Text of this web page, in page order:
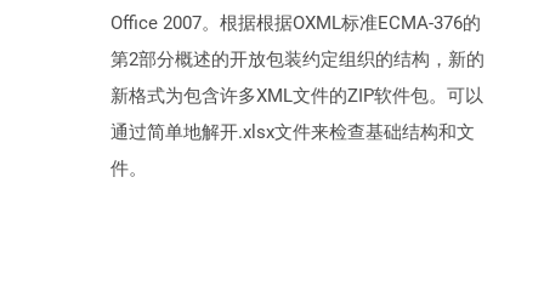
Office 2007。根据根据OXML标准ECMA-376的
第2部分概述的开放包装约定组织的结构，新的
新格式为包含许多XML文件的ZIP软件包。可以
通过简单地解开.xlsx文件来检查基础结构和文
件。